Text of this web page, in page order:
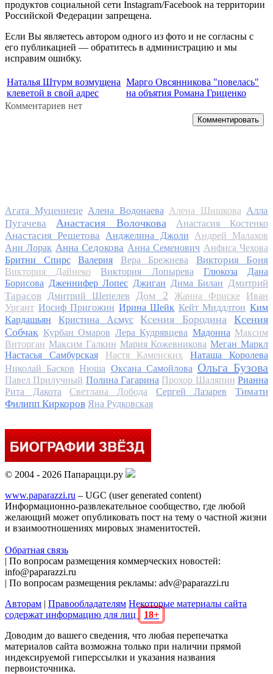
продуктов социальной сети Instagram/Facebook на территории
Российской Федерации запрещена.
Если Вы являетесь автором одного из фото и не согласны с
его публикацией — обратитесь в администрацию и мы
исправим ошибку.
Наталья Штурм возмущена
клеветой в свой адрес
Марго Овсянникова "повелась"
на объятия Романа Гриценко
Комментариев нет
Комментировать
Агата Муцениеце Алена Водонаева Алена Шишкова Алла
Пугачева
Анастасия Волочкова Анастасия Костенко
Анастасия Решетова Анджелина Джоли
Андрей Малахов
Ани Лорак Анна Седокова Анна Семенович Анфиса Чехова
Бритни Спирс
Валерия Вера Брежнева Виктория Боня
Виктория Дайнеко Виктория Лопырева Глюкоза
Дана
Борисова Дженнифер Лопес Джиган Дима Билан Дмитрий
Тарасов
Дмитрий Шепелев Дом 2 Жанна Фриске
Иван
Ургант Иосиф Пригожин Ирина Шейк Кейт Миддлтон Ким
Кардашьян
Кристина Асмус Ксения Бородина
Ксения
Собчак Курбан Омаров Лера Кудрявцева Мадонна Максим
Виторган Максим Галкин Мария Кожевникова Меган Маркл
Настасья Самбурская
Настя Каменских
Наташа Королева
Николай Басков Нюша Оксана Самойлова Ольга Бузова
Павел Прилучный Полина Гагарина Прохор Шаляпин Рианна
Рита Дакота
Светлана Лобода Сергей Лазарев
Тимати
Филипп Киркоров Яна Рудковская
© 2004 - 2026 Папарацци.ру
www.paparazzi.ru – UGC (user generated content)
Информационно-развлекательное сообщество, где любой
желающий может опубликовать пост на тему о частной жизни
и взаимоотношениях мировых знаменитостей.
Обратная связь
| По вопросам размещения коммерческих новостей:
info@paparazzi.ru
| По вопросам размещения рекламы: adv@paparazzi.ru
Авторам | Правообладателям Некоторые материалы сайта
содержат информацию для лиц
18+
Доводим до вашего сведения, что любая перепечатка
материалов сайта возможна только при наличии прямой
индексируемой гиперссылки и указания названия
первоисточника.